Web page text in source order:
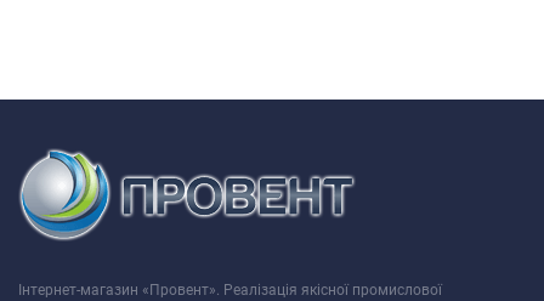
Інтернет-магазин «Провент». Реалізація якісної промислової